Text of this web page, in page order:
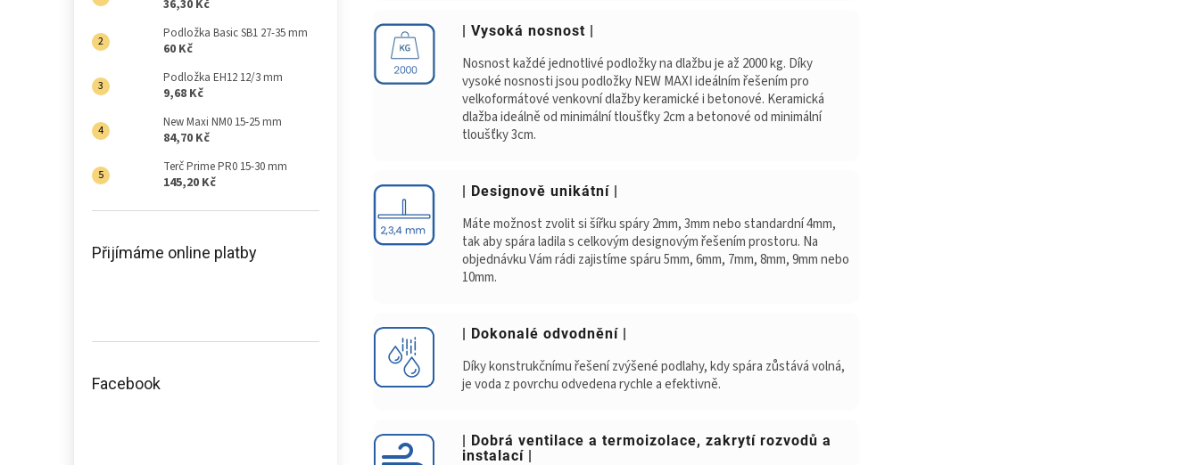
36,30 Kč
Podložka Basic SB1 27-35 mm
60 Kč
Podložka EH12 12/3 mm
9,68 Kč
New Maxi NM0 15-25 mm
84,70 Kč
Terč Prime PR0 15-30 mm
145,20 Kč
Přijímáme online platby
Facebook
| Vysoká nosnost |
Nosnost každé jednotlivé podložky na dlažbu je až 2000 kg. Díky
vysoké nosnosti jsou podložky NEW MAXI ideálním řešením pro
velkoformátové venkovní dlažby keramické i betonové. Keramická
dlažba ideálně od minimální tloušťky 2cm a betonové od minimální
tloušťky 3cm.
| Designově unikátní |
Máte možnost zvolit si šířku spáry 2mm, 3mm nebo standardní 4mm,
tak aby spára ladila s celkovým designovým řešením prostoru. Na
objednávku Vám rádi zajistíme spáru 5mm, 6mm, 7mm, 8mm, 9mm nebo
10mm.
| Dokonalé odvodnění |
Díky konstrukčnímu řešení zvýšené podlahy, kdy spára zůstává volná,
je voda z povrchu odvedena rychle a efektivně.
| Dobrá ventilace a termoizolace, zakrytí rozvodů a
instalací |